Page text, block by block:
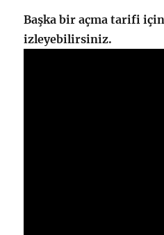
Başka bir açma tarifi
izleyebilirsiniz.